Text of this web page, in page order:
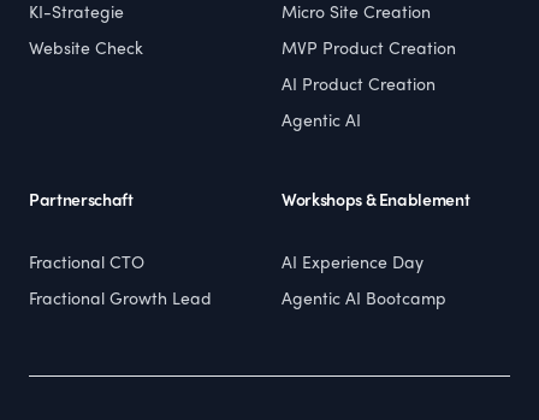
KI-Strategie
Website Check
Micro Site Creation
MVP Product Creation
AI Product Creation
Agentic AI
Partnerschaft
Fractional CTO
Fractional Growth Lead
Workshops & Enablement
AI Experience Day
Agentic AI Bootcamp